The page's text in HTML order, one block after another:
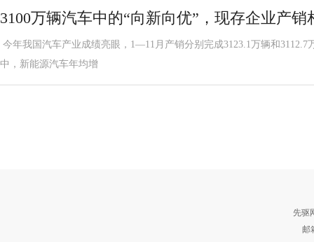
3100万辆汽车中的“向新向优”，现存企业产销
今年我国汽车产业成绩亮眼，1—11月产销分别完成3123.1万辆和3112.7
中，新能源汽车年均增
先驱
邮